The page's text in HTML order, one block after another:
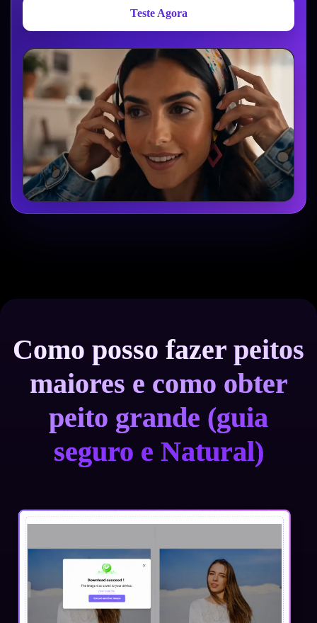
Teste Agora
Como posso fazer peitos
maiores e como obter
peito grande (guia
seguro e Natural)